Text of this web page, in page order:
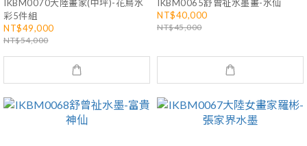
IKBM0070大陸畫家(中坪)-花鳥水
彩5件組
NT$49,000
NT$54,000
IKBM0065舒曾祉水墨畫-水仙
NT$40,000
NT$45,000